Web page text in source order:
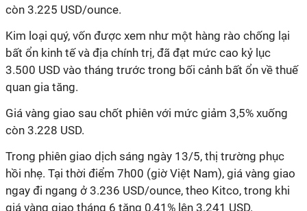
còn 3.225 USD/ounce.
Kim loại quý, vốn được xem như một hàng rào chống lại
bất ổn kinh tế và địa chính trị, đã đạt mức cao kỷ lục
3.500 USD vào tháng trước trong bối cảnh bất ổn về thuế
quan gia tăng.
Giá vàng giao sau chốt phiên với mức giảm 3,5% xuống
còn 3.228 USD.
Trong phiên giao dịch sáng ngày 13/5, thị trường phục
hồi nhẹ. Tại thời điểm 7h00 (giờ Việt Nam), giá vàng giao
ngay đi ngang ở 3.236 USD/ounce, theo Kitco, trong khi
giá vàng giao tháng 6 tăng 0,41% lên 3.241 USD.